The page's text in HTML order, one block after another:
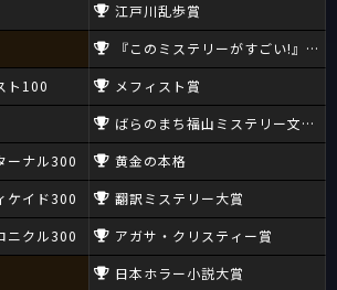
ト100
ーナル300
ケイド300
ニクル300
江戸川乱歩賞
『このミステリーがすごい!』大賞
メフィスト賞
ばらのまち福山ミステリー文学新
黄金の本格
翻訳ミステリー大賞
アガサ・クリスティー賞
日本ホラー小説大賞